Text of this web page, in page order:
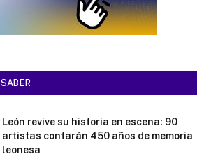
SABER
León revive su historia en escena: 90
artistas contarán 450 años de memoria
leonesa